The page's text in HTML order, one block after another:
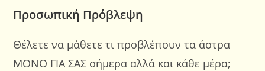
Προσωπική Πρόβλεψη
Θέλετε να μάθετε τι προβλέπουν τα άστρα
ΜΟΝΟ ΓΙΑ ΣΑΣ σήμερα αλλά και κάθε μέρα;